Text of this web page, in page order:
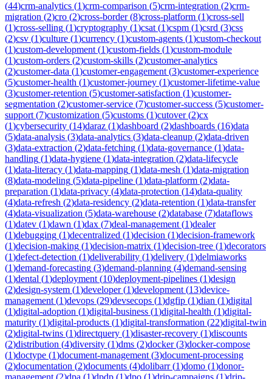
(44)crm-analytics (1)crm-comparison (5)crm-integration (2)crm-
migration (2)cro (2)cross-border(8)cross-platform (1)cross-sell
(1)cross-selling (1)cryptography (1)csat (1)cspm (1)csrd (3)css
(2)csv (1)culture (1)currency (1)custom-agents (1)custom-checkout
(1)custom-development (1)custom-fields (1)custom-module
(1)custom-orders (2)custom-skills (2)customer-analytics
(2)customer-data (1)customer-engagement (3)customer-experience
(5)customer-health (1)customer-journey (1)customer-lifetime-value
(3)customer-retention (5)customer-satisfaction (1)customer-
segmentation (2)customer-service (7)customer-success (5)customer-
support (7)customization (5)customs (1)cutover(2)cx
(1)cybersecurity (14)daraz (1)dashboard (2)dashboards (16)data
(5)data-analysis (3)data-analytics (3)data-cleanup (2)data-driven
(3)data-extraction (2)data-fetching (1)data-governance (1)data-
handling (1)data-hygiene (1)data-integration (2)data-lifecycle
(1)data-literacy (1)data-mapping (1)data-mesh (1)data-migration
(8)data-modeling (5)data-pipeline (1)data-platform (2)data-
preparation (1)data-privacy (4)data-protection (14)data-quality
(4)data-refresh (2)data-residency (2)data-retention (1)data-transfer
(4)data-visualization (5)data-warehouse (2)database (7)dataflows
(1)datev (1)dawn (1)dax (7)deal-management (1)dealer
(1)debugging (1)decentralized (1)decision (1)decision-framework
(1)decision-making (1)decision-matrix (1)decision-tree (1)decorators
(1)defect-detection (1)deliverability (1)delivery (1)delmiaworks
(1)demand-forecasting (3)demand-planning (4)demand-sensing
(1)dental (1)deployment (10)deployment-pipelines (1)design
(2)design-system (1)developer(1)development (13)device-
management (1)devops (29)devsecops (1)dgfip (1)dian (1)digital
(1)digital-adoption (1)digital-business (1)digital-health (1)digital-
maturity (1)digital-products (1)digital-transformation (22)digital-twin
(2)digital-twins (1)directquery (1)disaster-recovery (1)discounts
(2)distribution (4)diversity (1)dms (2)docker(3)docker-compose
(1)doctype (1)document-management (3)document-processing
(2)documentation (2)documents (4)dolibarr(1)domo (1)donor-
management (2)dpa (1)dpdp (1)dpo (1)drip-campaigns (1)drip-